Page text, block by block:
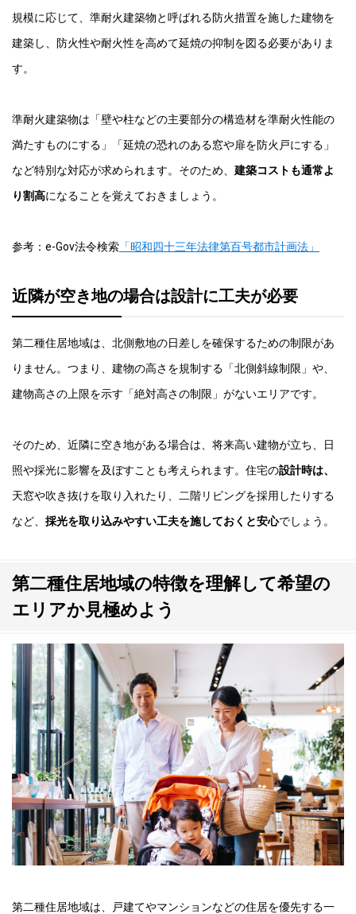
規模に応じて、準耐火建築物と呼ばれる防火措置を施した建物を
建築し、防火性や耐火性を高めて延焼の抑制を図る必要がありま
す。
準耐火建築物は「壁や柱などの主要部分の構造材を準耐火性能の
満たすものにする」「延焼の恐れのある窓や扉を防火戸にする」
など特別な対応が求められます。そのため、 建築コストも通常よ
り割高になることを覚えておきましょう。
参考：e-Gov法令検索 「昭和四十三年法律第百号都市計画法」
近隣が空き地の場合は設計に工夫が必要
第二種住居地域は、北側敷地の日差しを確保するための制限があ
りません。つまり、建物の高さを規制する「北側斜線制限」や、
建物高さの上限を示す「絶対高さの制限」がないエリアです。
そのため、近隣に空き地がある場合は、将来高い建物が立ち、日
照や採光に影響を及ぼすことも考えられます。住宅の設計時は、
天窓や吹き抜けを取り入れたり、二階リビングを採用したりする
など、 採光を取り込みやすい工夫を施しておくと安心でしょう。
第二種住居地域の特徴を理解して希望の
エリアか見極めよう
第二種住居地域は、戸建てやマンションなどの住居を優先する一